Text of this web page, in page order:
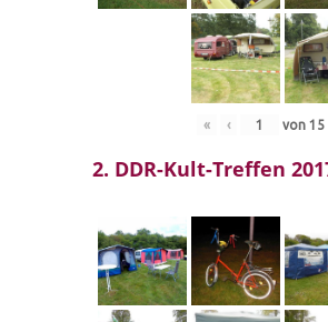
« ‹ von 15
2. DDR-Kult-Treffen